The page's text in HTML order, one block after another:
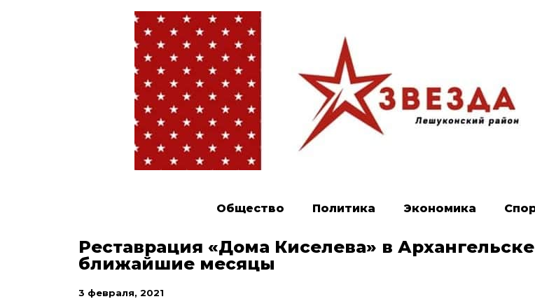
Общество Политика Экономика
Реставрация «Дома Киселева» в
ближайшие месяцы
3 февраля, 2021